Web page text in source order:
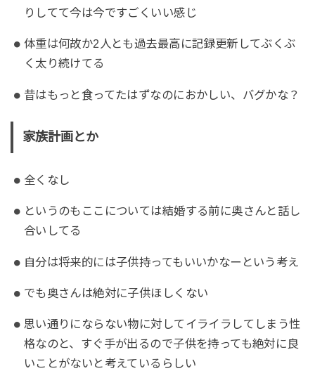
りしてて今は今ですごくいい感じ
体重は何故か2人とも過去最高に記録更新してぶくぶ
く太り続けてる
昔はもっと食ってたはずなのにおかしい、バグかな？
家族計画とか
全くなし
というのもここについては結婚する前に奥さんと話し
合いしてる
自分は将来的には子供持ってもいいかなーという考え
でも奥さんは絶対に子供ほしくない
思い通りにならない物に対してイライラしてしまう性
格なのと、すぐ手が出るので子供を持っても絶対に良
いことがないと考えているらしい